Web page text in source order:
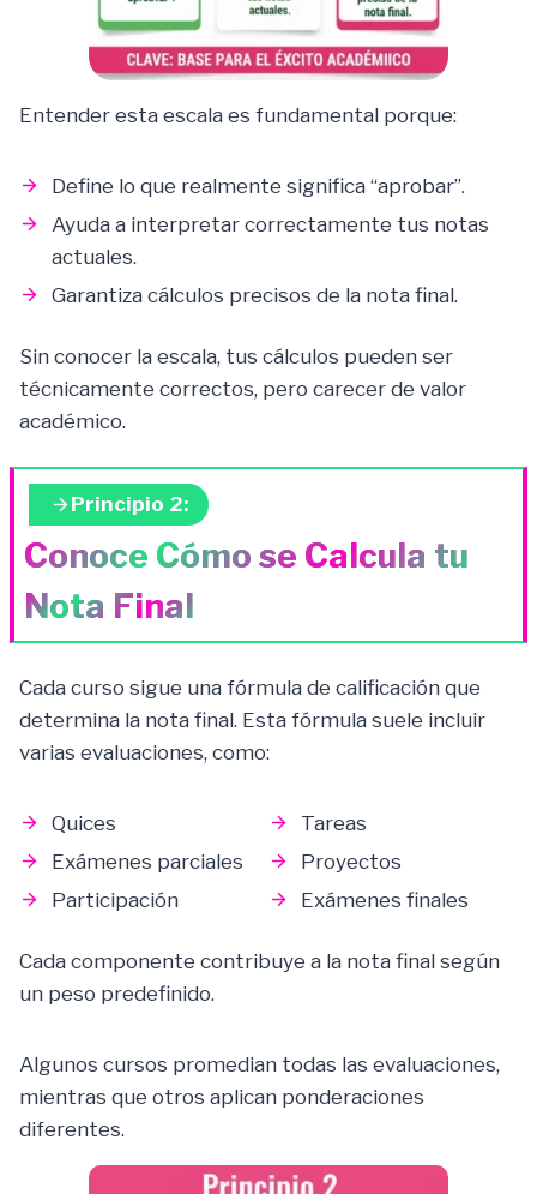
Entender esta escala es fundamental porque:
Define lo que realmente significa “aprobar”.
Ayuda a interpretar correctamente tus notas
actuales.
Garantiza cálculos precisos de la nota final.
Sin conocer la escala, tus cálculos pueden ser
técnicamente correctos, pero carecer de valor
académico.
Principio 2:
Conoce Cómo se Calcula tu
Nota Final
Cada curso sigue una fórmula de calificación que
determina la nota final. Esta fórmula suele incluir
varias evaluaciones, como:
Quices
Tareas
Exámenes parciales
Proyectos
Participación
Exámenes finales
Cada componente contribuye a la nota final según
un peso predefinido.
Algunos cursos promedian todas las evaluaciones,
mientras que otros aplican ponderaciones
diferentes.